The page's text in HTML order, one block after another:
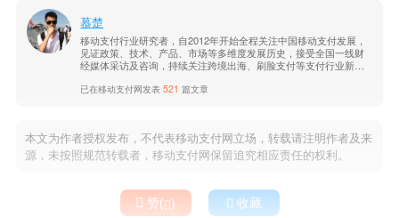
慕楚
移动支付行业研究者，自2012年开始全程关注中国移动支付发展，
见证政策、技术、产品、市场等多维度发展历史，接受全国一线财
经媒体采访及咨询，持续关注跨境出海、刷脸支付等支付行业新兴
已在移动支付网发表521 篇文章
本文为作者授权发布，不代表移动支付网立场，转载请注明作者及来
源，未按照规范转载者，移动支付网保留追究相应责任的权利。
 赞()  收藏